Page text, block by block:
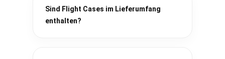
Sind Flight Cases im Lieferumfang
enthalten?